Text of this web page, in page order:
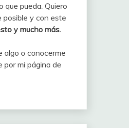
que pueda. Quiero
posible y con este
y mucho más.
algo o conocerme
por mi página de